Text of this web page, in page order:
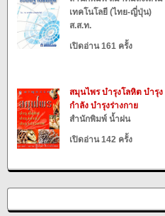
เทคโนโลยี (ไทย-ญี่ปุ่น)
ส.ส.ท.
เปิดอ่าน 161 ครั้ง
สมุนไพร บำรุงโลหิต บำรุง
กำลัง บำรุงร่างกาย
สำนักพิมพ์ น้ำฝน
เปิดอ่าน 142 ครั้ง